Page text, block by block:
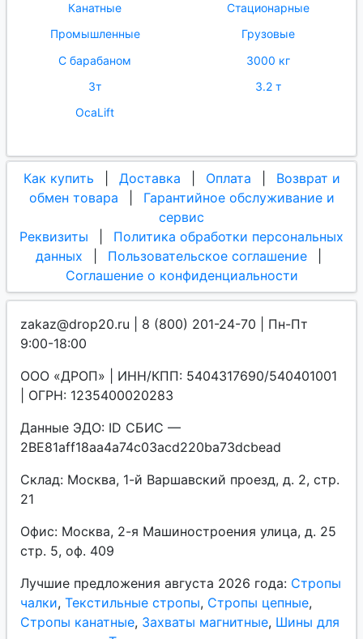
Канатные
Стационарные
Промышленные
Грузовые
С барабаном
3000 кг
3т
3.2 т
OcaLift
Как купить Доставка Оплата
Возврат и
обмен товара
Гарантийное обслуживание и
сервис
Реквизиты
Политика обработки персональных
данных
Пользовательское соглашение
Соглашение о конфиденциальности
zakaz@drop20.ru | 8 (800) 201-24-70 | Пн-Пт
9:00-18:00
ООО «ДРОП» | ИНН/КПП: 5404317690/540401001
| ОГРН: 1235400020283
Данные ЭДО: ID СБИС —
2BE81aff18aa4a74c03acd220ba73dcbead
Склад: Москва, 1-й Варшавский проезд, д. 2, стр.
21
Офис: Москва, 2-я Машиностроения улица, д. 25
стр. 5, оф. 409
Лучшие предложения августа 2026 года: Стропы
чалки, Текстильные стропы, Стропы цепные,
Стропы канатные, Захваты магнитные, Шины для